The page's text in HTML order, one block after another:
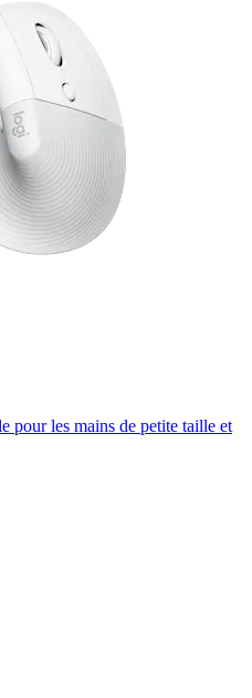
pour les mains de petite taille et